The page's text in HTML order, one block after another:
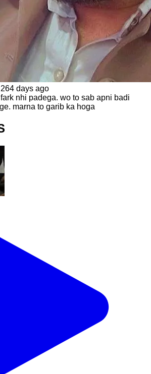
264 days ago
nhi padega. wo to sab apni badi
marna to garib ka hoga